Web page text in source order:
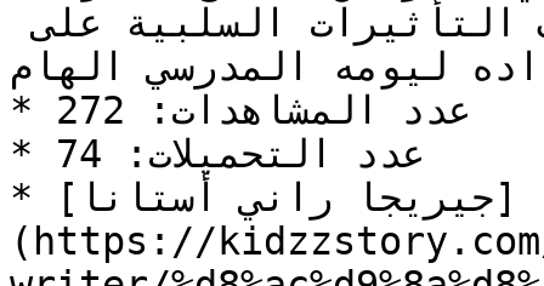
المفرط للأطعمة السريعة. يكتشف التأثيرات السلبية على
ليومه المدرسي الهام.
* عدد المشاهدات: 272
* عدد التحميلات: 74
* المؤلف: [جيريجا راني أستانا]
(https://